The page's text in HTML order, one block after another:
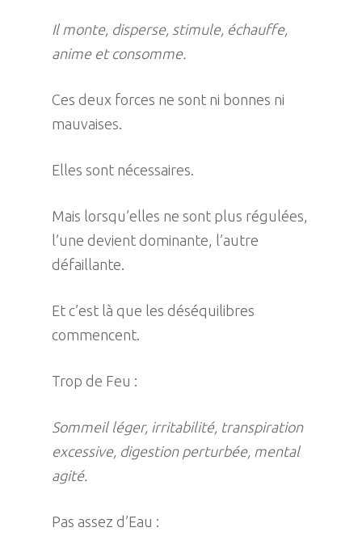
Il monte, disperse, stimule, échauffe,
anime et consomme.
Ces deux forces ne sont ni bonnes ni
mauvaises.
Elles sont nécessaires.
Mais lorsqu’elles ne sont plus régulées,
l’une devient dominante, l’autre
défaillante.
Et c’est là que les déséquilibres
commencent.
Trop de Feu :
Sommeil léger, irritabilité, transpiration
excessive, digestion perturbée, mental
agité.
Pas assez d’Eau :